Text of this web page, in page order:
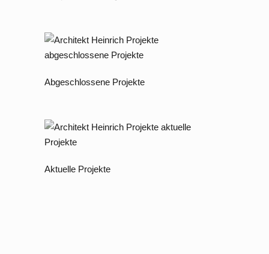
Abgeschlossene Projekte
Aktuelle Projekte